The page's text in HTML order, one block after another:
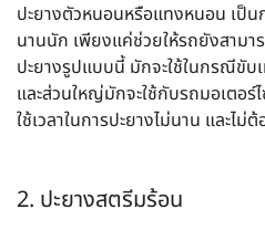
ปะยางตัวหนอนหรือแทงหนอน เป็น
นานนัก เพียงแค่ช่วยให้รถยังสามา
ปะยางรูปแบบนี้ มักจะใช้ในกรณีขั
และส่วนใหญ่มักจะใช้กับรถมอเตอร์
ใช้เวลาในการปะยางไม่นาน และไ
2. ปะยางสตรีมร้อน